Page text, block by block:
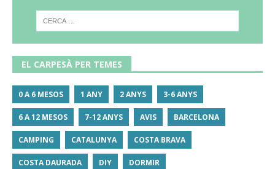
EL CARPESÀ PER TEMES
0 A 6 MESOS 1 ANY 2 ANYS 3-6 ANYS
6 A 12 MESOS 7-12 ANYS AVIS BARCELONA
CAMPING CATALUNYA COSTA BRAVA
COSTA DAURADA DIY DORMIR